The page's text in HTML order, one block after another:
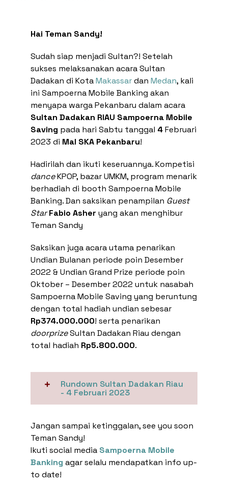
Beli
Transaksi Terjadwal
Pengaturan Kartu
Kirim ke Teman
Transaksi Tanpa Kartu
Hai Teman Sandy!
Sudah siap menjadi Sultan?! Setelah
sukses melaksanakan acara Sultan
Dadakan di KotaMakassardan Medan, kali
ini Sampoerna Mobile Banking akan
menyapa warga Pekanbaru dalam acara
Sultan Dadakan RIAU Sampoerna Mobile
Saving pada hari Sabtu tanggal 4Februari
2023 di Mal SKA Pekanbaru!
Hadirilah dan ikuti keseruannya. Kompetisi
danceKPOP, bazar UMKM, program menarik
berhadiah di booth Sampoerna Mobile
Banking. Dan saksikan penampilan Guest
Star Fabio Asher yang akan menghibur
Teman Sandy
Saksikan juga acara utama penarikan
Undian Bulanan periode poin Desember
2022 & Undian Grand Prize periode poin
Oktober – Desember 2022 untuk nasabah
Sampoerna Mobile Saving yang beruntung
dengan total hadiah undian sebesar
Rp374.000.000! serta penarikan
doorprizeSultan Dadakan Riau dengan
total hadiah Rp5.800.000.
Rundown Sultan Dadakan Riau
- 4 Februari 2023
Jangan sampai ketinggalan, see you soon
Teman Sandy!
Ikuti social media Sampoerna Mobile
Banking agar selalu mendapatkan info up-
to date!